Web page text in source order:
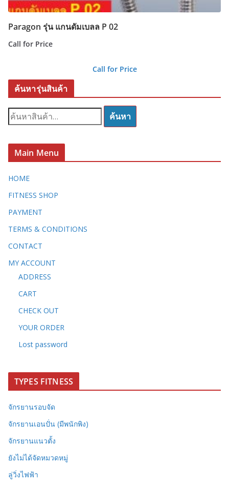
Paragon รุ่น แกนดัมเบลล P 02
Call for Price
Call for Price
ค้นหารุ่นสินค้า
ค้
น
:
ค้นหา
Main Menu
HOME
FITNESS SHOP
PAYMENT
TERMS & CONDITIONS
CONTACT
MY ACCOUNT
ADDRESS
CART
CHECK OUT
YOUR ORDER
Lost password
TYPES FITNESS
จักรยานรอบจัด
จักรยานเอนปั่น (มีพนักพิง)
จักรยานแนวตั้ง
ยังไม่ได้จัดหมวดหมู่
ลู่วิ่งไฟฟ้า